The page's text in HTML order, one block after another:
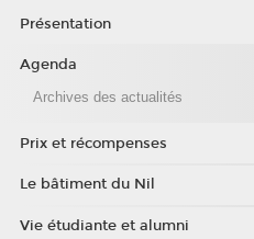
Présentation
Agenda
Archives des actualités
Prix et récompenses
Le bâtiment du Nil
Vie étudiante et alumni